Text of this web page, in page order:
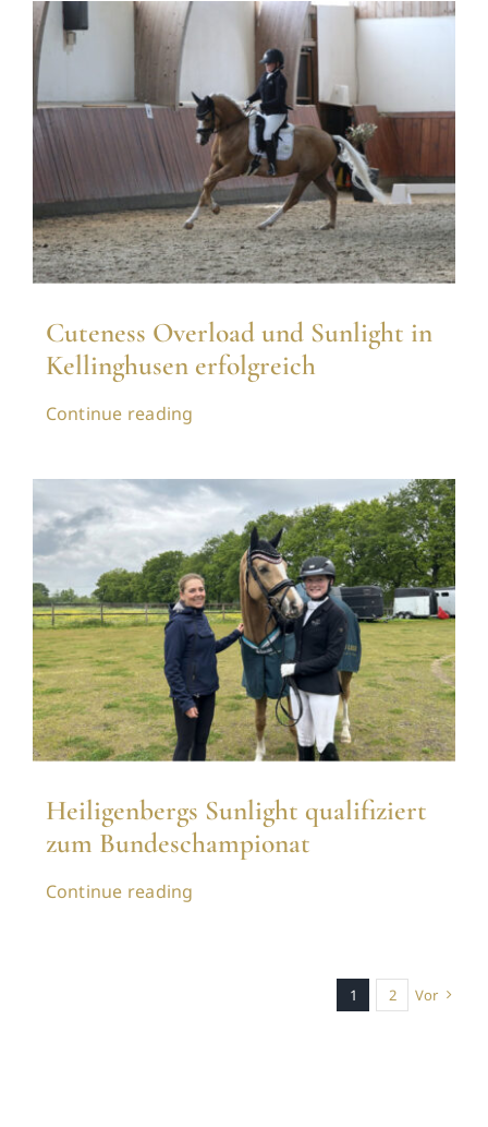
Cuteness Overload und Sunlight in
Kellinghusen erfolgreich
Continue reading
Heiligenbergs Sunlight qualifiziert
zum Bundeschampionat
Continue reading
1 2 Vor